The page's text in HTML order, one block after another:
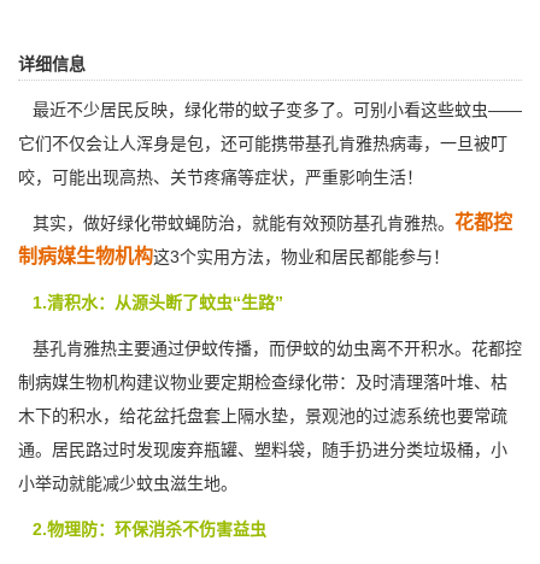
详细信息
最近不少居民反映，绿化带的蚊子变多了。可别小看这些蚊虫——
它们不仅会让人浑身是包，还可能携带基孔肯雅热病毒，一旦被叮
咬，可能出现高热、关节疼痛等症状，严重影响生活！
其实，做好绿化带蚊蝇防治，就能有效预防基孔肯雅热。 花都控
制病媒生物机构这3个实用方法，物业和居民都能参与！
1.清积水：从源头断了蚊虫“生路”
基孔肯雅热主要通过伊蚊传播，而伊蚊的幼虫离不开积水。花都控
制病媒生物机构建议物业要定期检查绿化带：及时清理落叶堆、枯
木下的积水，给花盆托盘套上隔水垫，景观池的过滤系统也要常疏
通。居民路过时发现废弃瓶罐、塑料袋，随手扔进分类垃圾桶，小
小举动就能减少蚊虫滋生地。
2.物理防：环保消杀不伤害益虫